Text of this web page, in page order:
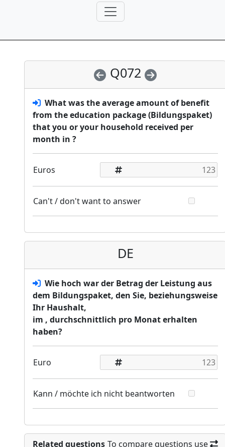
Q072
What was the average amount of benefit
from the education package (Bildungspaket)
that you or your household received per
month in ?
Euros
Can't / don't want to answer
DE
Wie hoch war der Betrag der Leistung aus
dem Bildungspaket, den Sie, beziehungsweise
Ihr Haushalt,
im , durchschnittlich pro Monat erhalten
haben?
Euro
Kann / möchte ich nicht beantworten
Related questions To compare questions use